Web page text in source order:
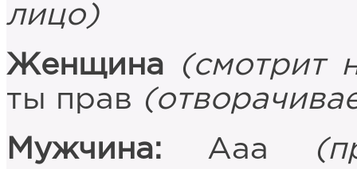
лицо)
Женщина
(смотрит
ты прав
Мужчина: Ааа